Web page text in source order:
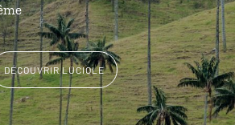
DÉCOUVRIR LUCIOLE